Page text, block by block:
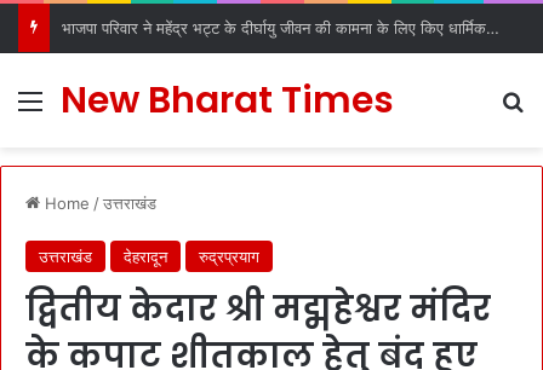
भाजपा परिवार ने महेंद्र भट्ट के दीर्घायु जीवन की कामना के लिए किए धार्मिक अनुष्ठान
Menu
New Bharat Times
Home /उत्तराखंड
उत्तराखंड देहरादून रुद्रप्रयाग
द्वितीय केदार श्री मद्महेश्वर मंदिर
के कपाट शीतकाल हेतु बंद हुए